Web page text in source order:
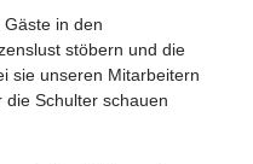
in den
stöbern und die
sie unseren Mitarbeitern
Schulter schauen